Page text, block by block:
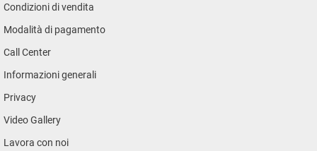
Condizioni di vendita
Modalità di pagamento
Call Center
Informazioni generali
Privacy
Video Gallery
Lavora con noi